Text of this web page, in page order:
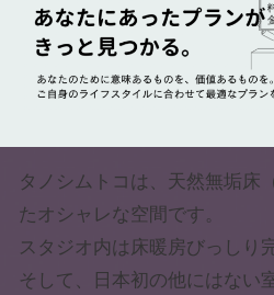
タノシムトコは、天然無垢床
たオシャレな空間です。
スタジオ内は床暖房びっしり
そして、日本初の他にはない